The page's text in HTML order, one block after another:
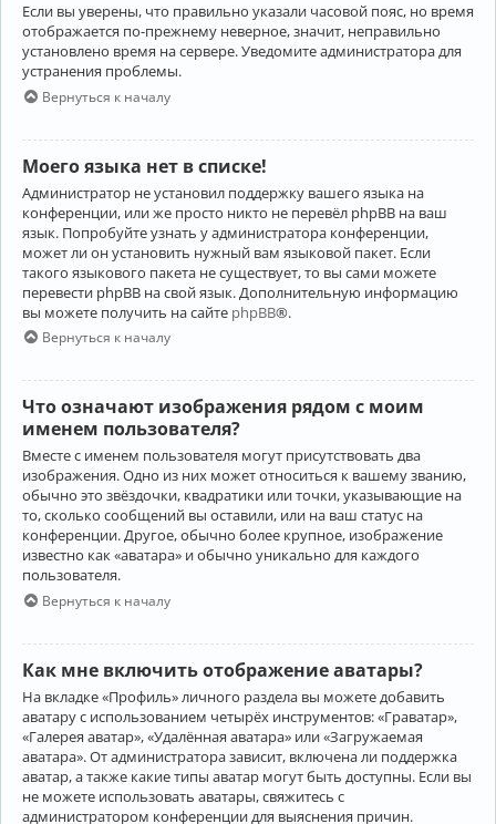
Если вы уверены, что правильно указали часовой пояс, но время
отображается по-прежнему неверное, значит, неправильно
установлено время на сервере. Уведомите администратора для
устранения проблемы.
Вернуться к началу
Моего языка нет в списке!
Администратор не установил поддержку вашего языка на
конференции, или же просто никто не перевёл phpBB на ваш
язык. Попробуйте узнать у администратора конференции,
может ли он установить нужный вам языковой пакет. Если
такого языкового пакета не существует, то вы сами можете
перевести phpBB на свой язык. Дополнительную информацию
вы можете получить на сайте phpBB®.
Вернуться к началу
Что означают изображения рядом с моим
именем пользователя?
Вместе с именем пользователя могут присутствовать два
изображения. Одно из них может относиться к вашему званию,
обычно это звёздочки, квадратики или точки, указывающие на
то, сколько сообщений вы оставили, или на ваш статус на
конференции. Другое, обычно более крупное, изображение
известно как «аватара» и обычно уникально для каждого
пользователя.
Вернуться к началу
Как мне включить отображение аватары?
На вкладке «Профиль» личного раздела вы можете добавить
аватару с использованием четырёх инструментов: «Граватар»,
«Галерея аватар», «Удалённая аватара» или «Загружаемая
аватара». От администратора зависит, включена ли поддержка
аватар, а также какие типы аватар могут быть доступны. Если вы
не можете использовать аватары, свяжитесь с
администратором конференции для выяснения причин.